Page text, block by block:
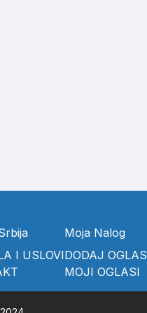
I USLOVI
Moja Nalog
DODAJ OGLAS
MOJI OGLASI